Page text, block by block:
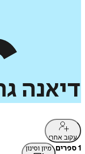
דיאנה
עקוב אחרי
1 ספרים מיון וסינון